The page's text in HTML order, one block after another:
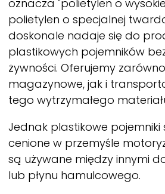
oznacza "polietylen o
polietylen o specjalnej
doskonale nadaje się do
plastikowych pojemników
żywności. Oferujemy
magazynowe, jak i
tego wytrzymałego
Jednak plastikowe pojemniki
cenione w przemyśle
są używane między innymi
lub płynu hamulcowego.